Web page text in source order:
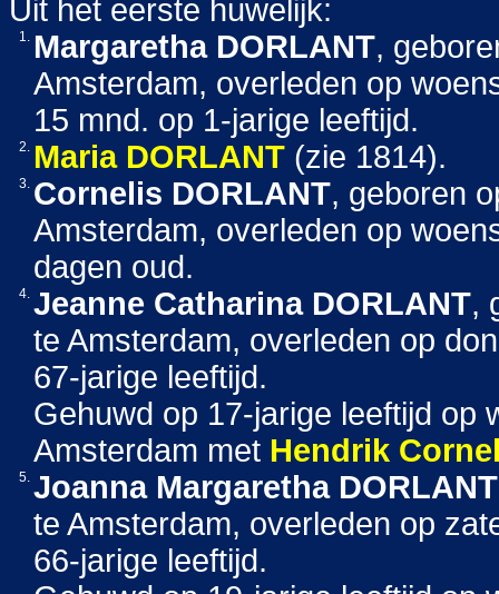
Uit het eerste huwelijk:
1. Margaretha DORLANT,
Amsterdam, overleden op
15 mnd. op 1-jarige leeftijd.
2. Maria DORLANT (zie 1814).
3. Cornelis DORLANT, geboren
Amsterdam, overleden op
dagen oud.
4. Jeanne Catharina DORLANT,
te Amsterdam, overleden op
67-jarige leeftijd.
Gehuwd op 17-jarige leeftijd op
Amsterdam met Hendrik
5. Joanna Margaretha DORLANT
te Amsterdam, overleden op
66-jarige leeftijd.